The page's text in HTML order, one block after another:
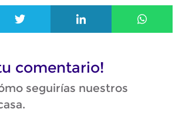
comentario!
seguirías nuestros